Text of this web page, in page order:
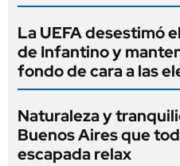
La UEFA desestimó
de Infantino y
fondo de cara a las
Naturaleza y
Buenos Aires que
escapada relax